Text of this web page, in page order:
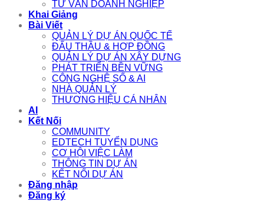
TƯ VẤN DOANH NGHIỆP
Khai Giảng
Bài Viết
QUẢN LÝ DỰ ÁN QUỐC TẾ
ĐẤU THẦU & HỢP ĐỒNG
QUẢN LÝ DỰ ÁN XÂY DỰNG
PHÁT TRIỂN BỀN VỮNG
CÔNG NGHỆ SỐ & AI
NHÀ QUẢN LÝ
THƯƠNG HIỆU CÁ NHÂN
AI
Kết Nối
COMMUNITY
EDTECH TUYỂN DỤNG
CƠ HỘI VIỆC LÀM
THÔNG TIN DỰ ÁN
KẾT NỐI DỰ ÁN
Đăng nhập
Đăng ký